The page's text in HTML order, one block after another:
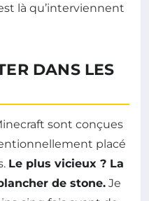
là qu’interviennent
DANS LES
sont conçues
placé
Le plus vicieux ? La
de stone. Je